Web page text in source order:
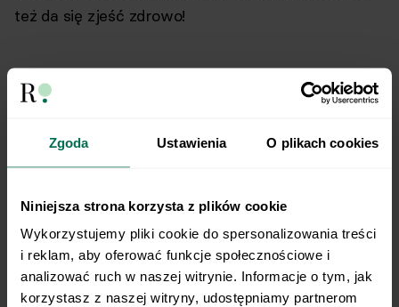
Zgoda Ustawienia O plikach cookies
Niniejsza strona korzysta z plików cookie
Wykorzystujemy pliki cookie do spersonalizowania treści
i reklam, aby oferować funkcje społecznościowe i
analizować ruch w naszej witrynie. Informacje o tym, jak
korzystasz z naszej witryny, udostępniamy partnerom
też da się zjeść zdrowo!
wybierając produkty i potrawy
specjalistycznego sprzętu do
przygotowania.